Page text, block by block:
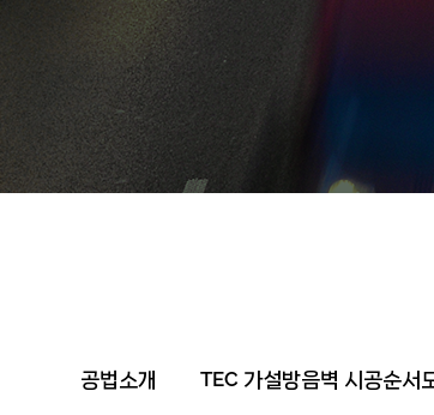
공법소개 TEC 가설방음벽 시공순서